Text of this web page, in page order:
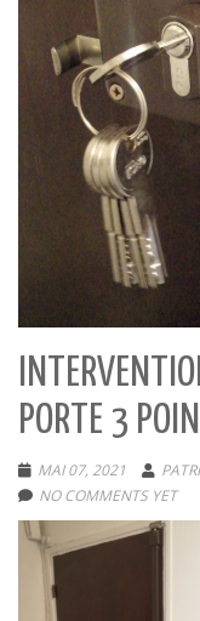
PORTE 3
MAI 07, 2021
NO COMMENTS YET